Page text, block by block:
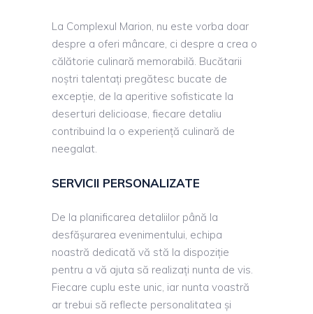
La Complexul Marion, nu este vorba doar
despre a oferi mâncare, ci despre a crea o
călătorie culinară memorabilă. Bucătarii
noștri talentați pregătesc bucate de
excepție, de la aperitive sofisticate la
deserturi delicioase, fiecare detaliu
contribuind la o experiență culinară de
neegalat.
SERVICII PERSONALIZATE
De la planificarea detaliilor până la
desfășurarea evenimentului, echipa
noastră dedicată vă stă la dispoziție
pentru a vă ajuta să realizați nunta de vis.
Fiecare cuplu este unic, iar nunta voastră
ar trebui să reflecte personalitatea și